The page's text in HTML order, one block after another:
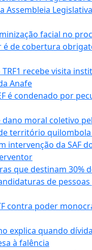
Assembleia
facial no
é de cobertura
recebe visita
Anafe
é condenado por
dano moral coletivo
território
intervenção da SAF
que destinam 30%
de
contra poder
explica quando
à falência